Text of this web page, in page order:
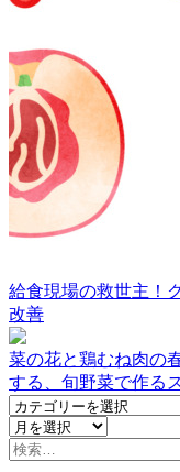
給食現場の救世主！
改善
菜の花と鶏むね肉の
する、旬野菜で作る
検